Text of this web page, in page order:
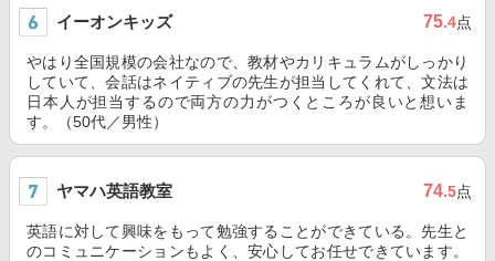
イーオンキッズ 75.4点
やはり全国規模の会社なので、教材やカリキュラムがしっかり
していて、会話はネイティブの先生が担当してくれて、文法は
日本人が担当するので両方の力がつくところが良いと想いま
す。（50代／男性）
ヤマハ英語教室 74.5点
英語に対して興味をもって勉強することができている。先生と
のコミュニケーションもよく、安心してお任せできています。